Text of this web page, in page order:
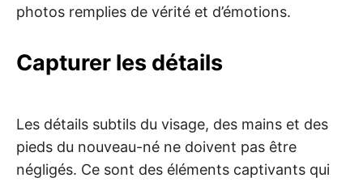
photos remplies de vérité et d’émotions.
Capturer les détails
Les détails subtils du visage, des mains et des
pieds du nouveau-né ne doivent pas être
négligés. Ce sont des éléments captivants qui